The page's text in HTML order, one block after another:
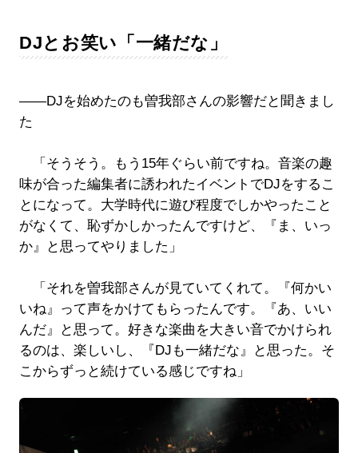
DJとお笑い「一緒だな」
――DJを始めたのも曽我部さんの影響だと聞きまし
た
「そうそう。もう15年ぐらい前ですね。音楽の趣
味が合った編集者に誘われたイベントでDJをするこ
とになって。大学時代に遊び程度でしかやったこと
がなくて、恥ずかしかったんですけど、『ま、いっ
か』と思ってやりました」
「それを曽我部さんが見ていてくれて。『何かい
いね』って声をかけてもらったんです。『あ、いい
んだ』と思って。好きな楽曲を大きい音でかけられ
るのは、楽しいし、『DJも一緒だな』と思った。そ
こからずっと続けている感じですね」